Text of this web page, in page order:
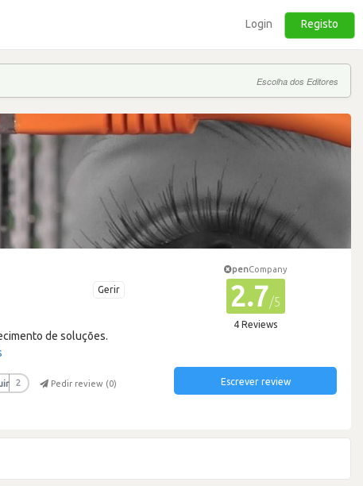
Login Registo
Escolha dos Editores
Gerir
de soluções.
2 Pedir review (0)
penCompany
2.7/5
4 Reviews
Escrever review